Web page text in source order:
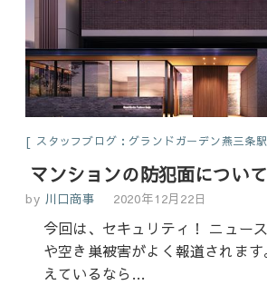
スタッフブログ：グランドガーデン燕三条駅
マンションの防犯面について
by 川口商事 2020年12月22日
今回は、セキュリティ！ ニュー
や空き巣被害がよく報道されま
えているなら…